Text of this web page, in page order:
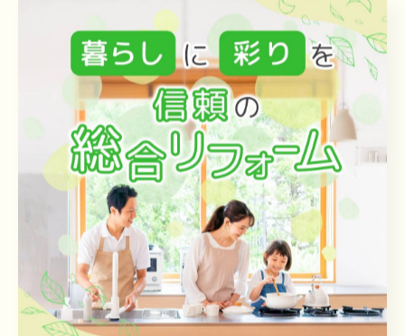
093-701-8720
093-701-8721
--------------------------------------------------------------------
< 前のページ 一覧に戻る 次のページ >